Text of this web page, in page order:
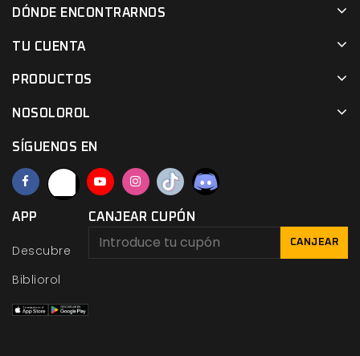
DÓNDE ENCONTRARNOS
TU CUENTA
PRODUCTOS
NOSOLOROL
SÍGUENOS EN
APP
Descubre
Bibliorol
CANJEAR CUPÓN
CANJEAR